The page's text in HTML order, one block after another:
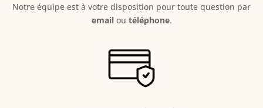
Notre équipe est à votre disposition pour toute question par
emailou téléphone.